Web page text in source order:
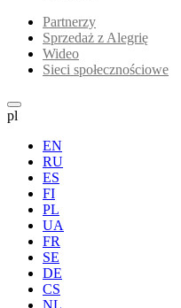
Partnerzy
Sprzedaż z Alegrię
Wideo
Sieci społecznościowe
pl
EN
RU
ES
FI
PL
UA
FR
SE
DE
CS
NL